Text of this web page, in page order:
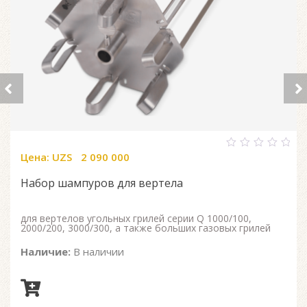
Цена: UZS 2 090 000
Набор шампуров для вертела
для вертелов угольных грилей серии Q 1000/100,
2000/200, 3000/300, а также больших газовых грилей
Наличие: В наличии